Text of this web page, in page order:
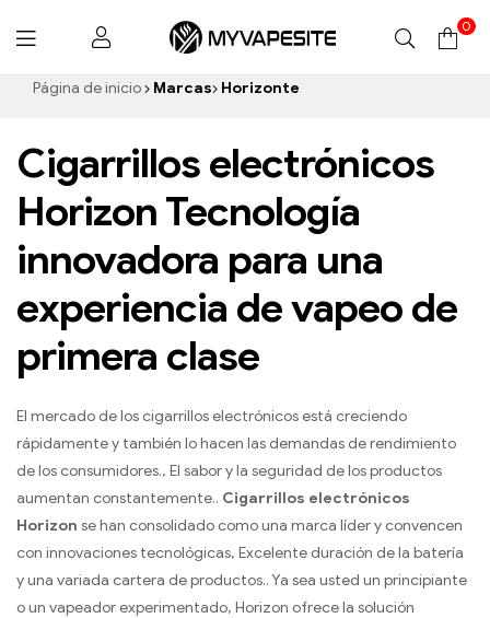
Myvapesite.de
0
Página de inicio Marcas Horizonte
Cigarrillos electrónicos
Horizon Tecnología
innovadora para una
experiencia de vapeo de
primera clase
El mercado de los cigarrillos electrónicos está creciendo
rápidamente y también lo hacen las demandas de rendimiento
de los consumidores., El sabor y la seguridad de los productos
aumentan constantemente.. Cigarrillos electrónicos
Horizon se han consolidado como una marca líder y convencen
con innovaciones tecnológicas, Excelente duración de la batería
y una variada cartera de productos.. Ya sea usted un principiante
o un vapeador experimentado, Horizon ofrece la solución